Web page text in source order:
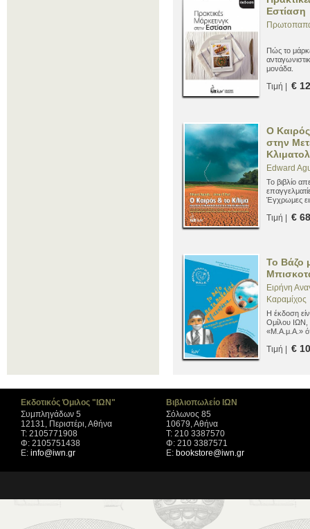
Εστίαση
Πώς το
μονάδα.
Τιμή | €
Ο
στην
Edward
Το βιβλίο
Έγχρωμες
Τιμή | €
Το Βάζο
Ειρήνη
Καραμίχος
Η έκδοση
Ομίλου
«Μ.Α.μ.Α.»
Τιμή | €
Εκδοτικός Όμιλος "ΙΩΝ"
Συμπληγάδων 5
12131, Περιστέρι, Αθήνα
Τ: 2105771908
Φ: 2105751438
Ε: info@iwn.gr
Βιβλιοπωλείο ΙΩΝ
Σόλωνος 85
10679, Αθήνα
Τ: 210 3387570
Φ: 210 3387571
Ε: bookstore@iwn.gr